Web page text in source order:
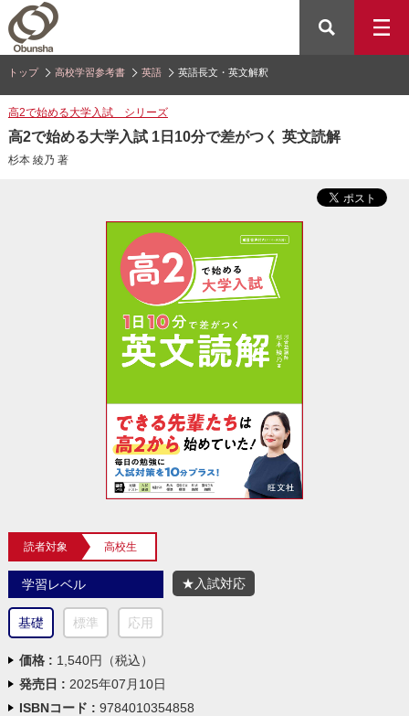
トップ 高校学習参考書 英語 英語長文・英文解釈
高2で始める大学入試 シリーズ
高2で始める大学入試 1日10分で差がつく 英文読解
杉本 綾乃 著
読者対象 高校生
学習レベル
基礎 標準 応用
★入試対応
価格 : 1,540円（税込）
発売日 : 2025年07月10日
ISBNコード : 9784010354858